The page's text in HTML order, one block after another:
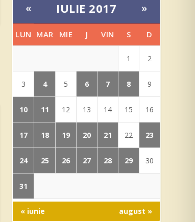
« IULIE 2017 »
LUN MAR MIE J VIN S D
1 2
3 4 5 6 7 8 9
10 11 12 13 14 15 16
17 18 19 20 21 22 23
24 25 26 27 28 29 30
31
« iunie august »